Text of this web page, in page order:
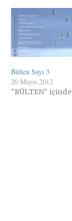
Bülten Sayı 3
20 Mayıs 2012
"BÜLTEN" içinde